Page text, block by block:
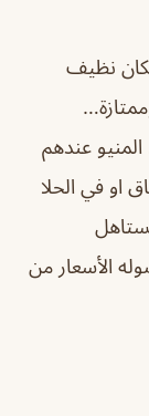
نظيف
عندهم
او في الحلا
الأسعار من